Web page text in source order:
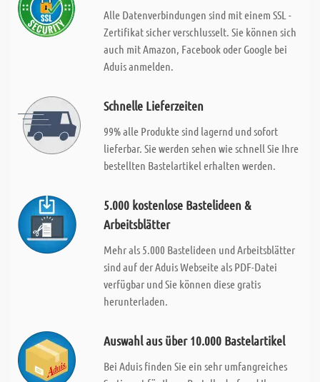
Alle Datenverbindungen sind mit einem SSL -
Zertifikat sicher verschlusselt. Sie können sich
auch mit Amazon, Facebook oder Google bei
Aduis anmelden.
Schnelle Lieferzeiten
99% alle Produkte sind lagernd und sofort
lieferbar. Sie werden sehen wie schnell Sie Ihre
bestellten Bastelartikel erhalten werden.
5.000 kostenlose Bastelideen &
Arbeitsblätter
Mehr als 5.000 Bastelideen und Arbeitsblätter
sind auf der Aduis Webseite als PDF-Datei
verfügbar und Sie können diese gratis
herunterladen.
Auswahl aus über 10.000 Bastelartikel
Bei Aduis finden Sie ein sehr umfangreiches